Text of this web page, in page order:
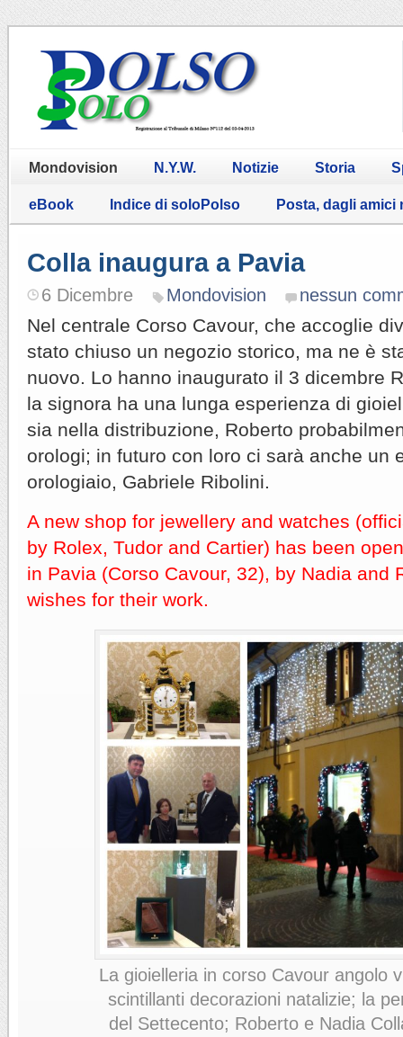
Mondovision N.Y.W. Notizie Storia
eBook Indice di soloPolso Posta, dagli amici
Colla inaugura a Pavia
6 Dicembre Mondovision nessun
Nel centrale Corso Cavour, che accoglie
stato chiuso un negozio storico, ma ne è
nuovo. Lo hanno inaugurato il 3 dicembre
la signora ha una lunga esperienza di
sia nella distribuzione, Roberto
orologi; in futuro con loro ci sarà anche un
orologiaio, Gabriele Ribolini.
A new shop for jewellery and watches
by Rolex, Tudor and Cartier) has been
in Pavia (Corso Cavour, 32), by Nadia and
wishes for their work.
La gioielleria in corso Cavour angolo
scintillanti decorazioni natalizie; la
del Settecento; Roberto e Nadia